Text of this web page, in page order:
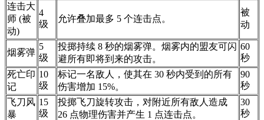
连击大
师 (被
动)
4
级
允许叠加最多 5 个连击点。
被
动
烟雾弹
5
级
投掷持续 8 秒的烟雾弹。烟雾内的盟友可闪
避所有即将到来的攻击。
60
秒
死亡印
记
10
级
标记一名敌人，使其在 30 秒内受到的所有
伤害增加 15%。
90
秒
飞刀风
暴
15
级
投掷飞刀旋转攻击，对附近所有敌人造成
26 点物理伤害并产生 1 点连击点。
30
秒